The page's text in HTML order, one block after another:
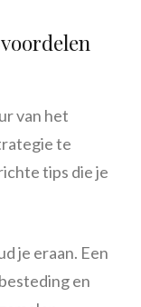
van het
te
tips die je
je eraan. Een
en